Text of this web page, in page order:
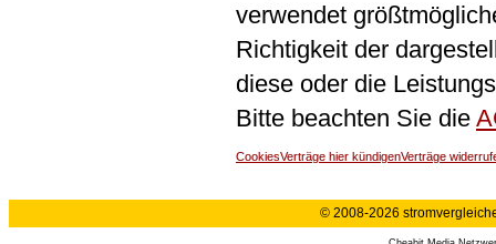
verwendet
Richtigkeit der
diese oder die
Bitte beachten Sie die
CookiesVerträge hier kündigenVerträge
© 2008-2026